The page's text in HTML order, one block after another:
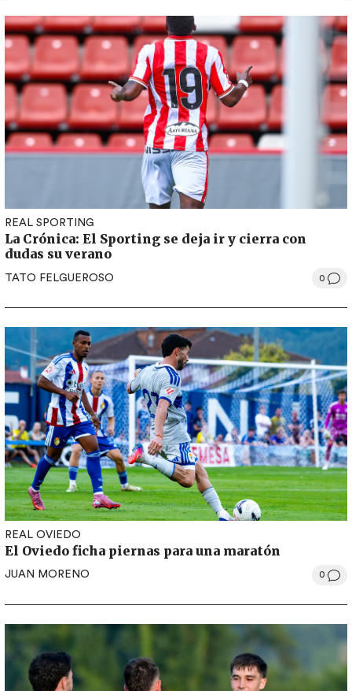
REAL SPORTING
La Crónica: El Sporting se deja ir y cierra con
dudas su verano
TATO FELGUEROSO 0
REAL OVIEDO
El Oviedo ficha piernas para una maratón
JUAN MORENO 0